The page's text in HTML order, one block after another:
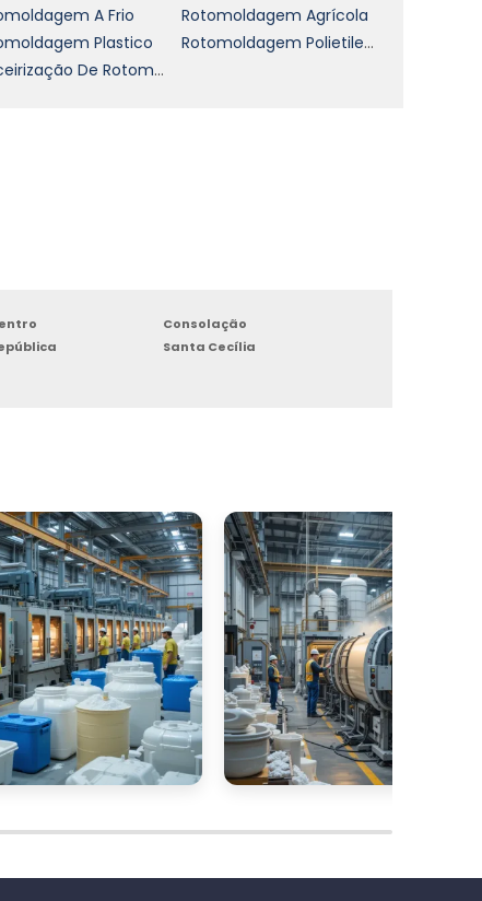
A Frio
Rotomoldagem Agrícola
Plastico
Rotomoldagem Polietileno
Terceirização De Rotomoldagem
Consolação
Santa Cecília